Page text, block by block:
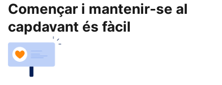
Començar i mantenir-se al
capdavant és fàcil